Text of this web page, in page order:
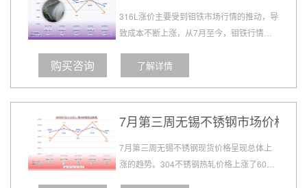
316L涨价主要受到钼铁市场行情的推动，导
致成本不断上涨，从7月至今，钼铁行情一
后涨价频率有所加快，目前钼铁价格进入四
购买咨询 了解详情
7月第三周无锡不锈钢市场价格全
7月第三周无锡不锈钢现货价格呈现总体上
涨的趋势。304不锈钢热轧价格上涨了600